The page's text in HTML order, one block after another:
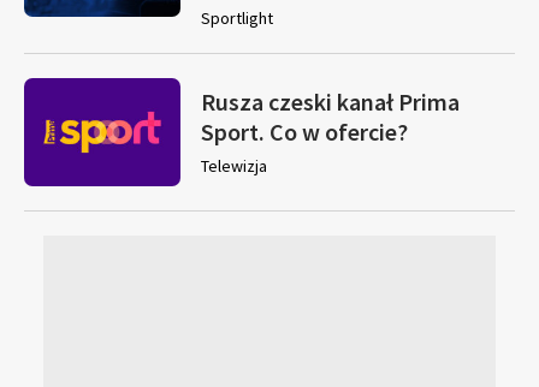
Sportlight
Rusza czeski kanał Prima
Sport. Co w ofercie?
Telewizja